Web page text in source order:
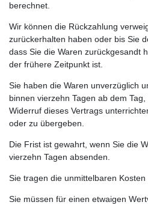
berechnet.
Wir können die Rückzahlung
zurückerhalten haben oder bis Sie
dass Sie die Waren zurückgesandt
der frühere Zeitpunkt ist.
Sie haben die Waren unverzüglich
binnen vierzehn Tagen ab dem
Widerruf dieses Vertrags
oder zu übergeben.
Die Frist ist gewahrt, wenn Sie die
vierzehn Tagen absenden.
Sie tragen die unmittelbaren Kosten
Sie müssen für einen etwaigen